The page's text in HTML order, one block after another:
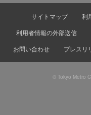
サイトマップ 利
利用者情報の外部送信
お問い合わせ
プレスリ
© Tokyo Metro